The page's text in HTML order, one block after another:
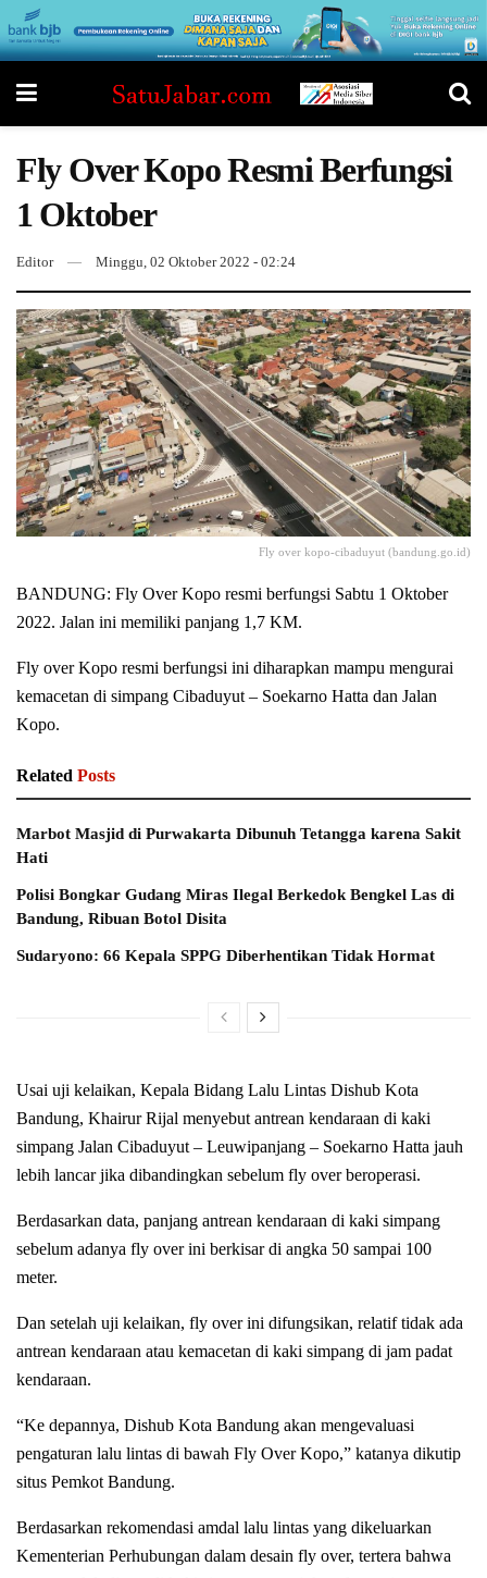
Fly Over Kopo Resmi Berfungsi
1 Oktober
Editor Minggu, 02 Oktober 2022 - 02:24
Fly over kopo-cibaduyut (bandung.go.id)
BANDUNG: Fly Over Kopo resmi berfungsi Sabtu 1 Oktober
2022. Jalan ini memiliki panjang 1,7 KM.
Fly over Kopo resmi berfungsi ini diharapkan mampu mengurai
kemacetan di simpang Cibaduyut – Soekarno Hatta dan Jalan
Kopo.
Related Posts
Marbot Masjid di Purwakarta Dibunuh Tetangga karena Sakit
Hati
Polisi Bongkar Gudang Miras Ilegal Berkedok Bengkel Las di
Bandung, Ribuan Botol Disita
Sudaryono: 66 Kepala SPPG Diberhentikan Tidak Hormat
Usai uji kelaikan, Kepala Bidang Lalu Lintas Dishub Kota
Bandung, Khairur Rijal menyebut antrean kendaraan di kaki
simpang Jalan Cibaduyut – Leuwipanjang – Soekarno Hatta jauh
lebih lancar jika dibandingkan sebelum fly over beroperasi.
Berdasarkan data, panjang antrean kendaraan di kaki simpang
sebelum adanya fly over ini berkisar di angka 50 sampai 100
meter.
Dan setelah uji kelaikan, fly over ini difungsikan, relatif tidak ada
antrean kendaraan atau kemacetan di kaki simpang di jam padat
kendaraan.
“Ke depannya, Dishub Kota Bandung akan mengevaluasi
pengaturan lalu lintas di bawah Fly Over Kopo,” katanya dikutip
situs Pemkot Bandung.
Berdasarkan rekomendasi amdal lalu lintas yang dikeluarkan
Kementerian Perhubungan dalam desain fly over, tertera bahwa